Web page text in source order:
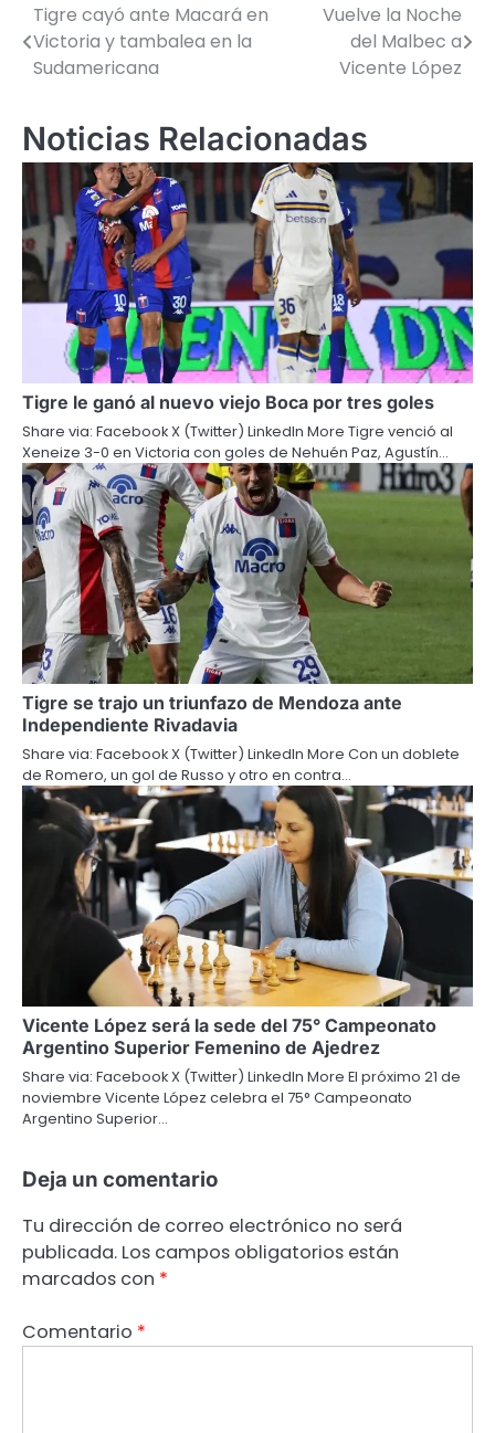
Navegación
de
Tigre cayó ante Macará en
Victoria y tambalea en la
Sudamericana
Vuelve la Noche
del Malbec a
Vicente López
Noticias Relacionadas
Tigre le ganó al nuevo viejo Boca por tres goles
Share via: Facebook X (Twitter) LinkedIn More Tigre venció al
Xeneize 3-0 en Victoria con goles de Nehuén Paz, Agustín…
Tigre se trajo un triunfazo de Mendoza ante
Independiente Rivadavia
Share via: Facebook X (Twitter) LinkedIn More Con un doblete
de Romero, un gol de Russo y otro en contra…
Vicente López será la sede del 75° Campeonato
Argentino Superior Femenino de Ajedrez
Share via: Facebook X (Twitter) LinkedIn More El próximo 21 de
noviembre Vicente López celebra el 75° Campeonato
Argentino Superior…
Deja un comentario
Tu dirección de correo electrónico no será
publicada. Los campos obligatorios están
marcados con *
Comentario *